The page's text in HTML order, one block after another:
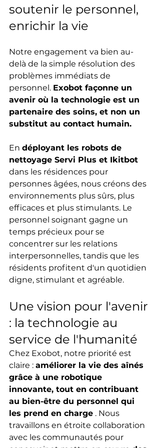
soutenir le personnel,
enrichir la vie
Notre engagement va bien au-
delà de la simple résolution des
problèmes immédiats de
personnel. Exobot façonne un
avenir où la technologie est un
partenaire des soins, et non un
substitut au contact humain.
En déployant les robots de
nettoyage Servi Plus et Ikitbot
dans les résidences pour
personnes âgées, nous créons des
environnements plus sûrs, plus
efficaces et plus stimulants. Le
personnel soignant gagne un
temps précieux pour se
concentrer sur les relations
interpersonnelles, tandis que les
résidents profitent d'un quotidien
digne, stimulant et agréable.
Une vision pour l'avenir
: la technologie au
service de l'humanité
Chez Exobot, notre priorité est
claire : améliorer la vie des aînés
grâce à une robotique
innovante, tout en contribuant
au bien-être du personnel qui
les prend en charge . Nous
travaillons en étroite collaboration
avec les communautés pour